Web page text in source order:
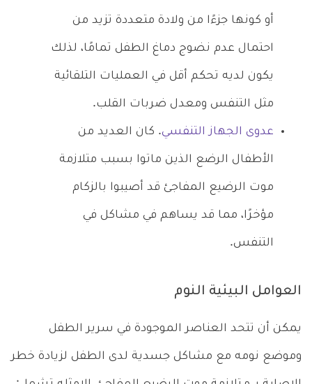
أو كونها جزءًا من ولادة متعددة تزيد من
احتمال عدم نضوج دماغ الطفل تمامًا، لذلك
يكون لديه تحكم أقل في العمليات التلقائية
مثل التنفس ومعدل ضربات القلب.
عدوى الجهاز التنفسي. كان العديد من
الأطفال الرضع الذين ماتوا بسبب متلازمة
موت الرضيع المفاجئ قد أصيبوا بالزكام
مؤخرًا، مما قد يساهم في مشاكل في
التنفس.
العوامل البيئية النوم
يمكن أن تتحد العناصر الموجودة في سرير الطفل
وموضع نومه مع مشاكل جسدية لدى الطفل لزيادة خطر